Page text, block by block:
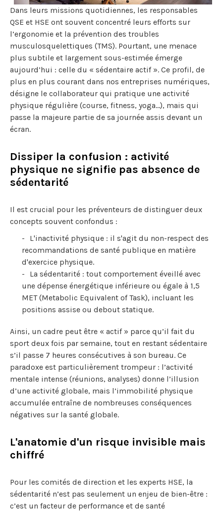
Dans leurs missions quotidiennes, les responsables
QSE et HSE ont souvent concentré leurs efforts sur
l’ergonomie et la prévention des troubles
musculosquelettiques (TMS). Pourtant, une menace
plus subtile et largement sous-estimée émerge
aujourd’hui : celle du « sédentaire actif ». Ce profil, de
plus en plus courant dans nos entreprises numériques,
désigne le collaborateur qui pratique une activité
physique régulière (course, fitness, yoga…), mais qui
passe la majeure partie de sa journée assis devant un
écran.
Dissiper la confusion : activité
physique ne signifie pas absence de
sédentarité
Il est crucial pour les préventeurs de distinguer deux
concepts souvent confondus :
L'inactivité physique : il s'agit du non-respect des
recommandations de santé publique en matière
d'exercice physique.
La sédentarité : tout comportement éveillé avec
une dépense énergétique inférieure ou égale à 1,5
MET (Metabolic Equivalent of Task), incluant les
positions assise ou debout statique.
Ainsi, un cadre peut être « actif » parce qu’il fait du
sport deux fois par semaine, tout en restant sédentaire
s’il passe 7 heures consécutives à son bureau. Ce
paradoxe est particulièrement trompeur : l’activité
mentale intense (réunions, analyses) donne l’illusion
d’une activité globale, mais l’immobilité physique
accumulée entraîne de nombreuses conséquences
négatives sur la santé globale.
L'anatomie d'un risque invisible mais
chiffré
Pour les comités de direction et les experts HSE, la
sédentarité n’est pas seulement un enjeu de bien-être :
c’est un facteur de performance et de santé